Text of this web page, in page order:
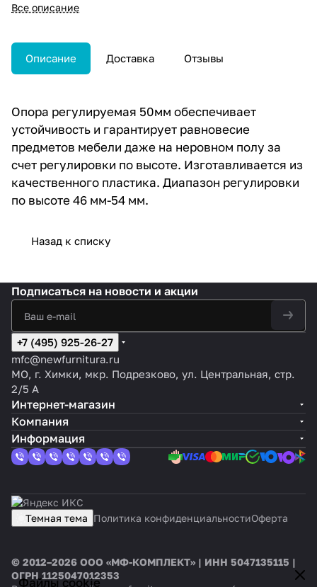
Все описание
Описание Доставка Отзывы
Опора регулируемая 50мм обеспечивает
устойчивость и гарантирует равновесие
предметов мебели даже на неровном полу за
счет регулировки по высоте. Изготавливается из
качественного пластика. Диапазон регулировки
по высоте 46 мм-54 мм.
Назад к списку
Файлы cookie
Подписаться на новости и акции
+7 (495) 925-26-27
mfc@newfurnitura.ru
МО, г. Химки, мкр. Подрезково, ул. Центральная, стр.
2/5 А
Интернет-магазин
Компания
Информация
Темная тема Политика конфиденциальностиОферта
© 2012–2026 ООО «МФ-КОМПЛЕКТ» | ИНН 5047135115 |
ОГРН 1125047012353